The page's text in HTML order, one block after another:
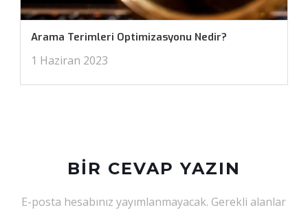
Arama Terimleri Optimizasyonu Nedir?
1 Haziran 2023
BIR CEVAP YAZIN
E-posta hesabınız yayımlanmayacak. Gerekli alanlar